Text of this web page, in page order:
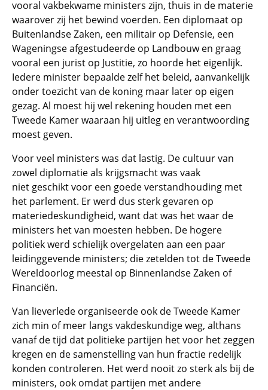
vooral vakbekwame ministers zijn, thuis in de materie
waarover zij het bewind voerden. Een diplomaat op
Buitenlandse Zaken, een militair op Defensie, een
Wageningse afgestudeerde op Landbouw en graag
vooral een jurist op Justitie, zo hoorde het eigenlijk.
Iedere minister bepaalde zelf het beleid, aanvankelijk
onder toezicht van de koning maar later op eigen
gezag. Al moest hij wel rekening houden met een
Tweede Kamer waaraan hij uitleg en verantwoording
moest geven.
Voor veel ministers was dat lastig. De cultuur van
zowel diplomatie als krijgsmacht was vaak
niet geschikt voor een goede verstandhouding met
het parlement. Er werd dus sterk gevaren op
materiedeskundigheid, want dat was het waar de
ministers het van moesten hebben. De hogere
politiek werd schielijk overgelaten aan een paar
leidinggevende ministers; die zetelden tot de Tweede
Wereldoorlog meestal op Binnenlandse Zaken of
Financiën.
Van lieverlede organiseerde ook de Tweede Kamer
zich min of meer langs vakdeskundige weg, althans
vanaf de tijd dat politieke partijen het voor het zeggen
kregen en de samenstelling van hun fractie redelijk
konden controleren. Het werd nooit zo sterk als bij de
ministers, ook omdat partijen met andere